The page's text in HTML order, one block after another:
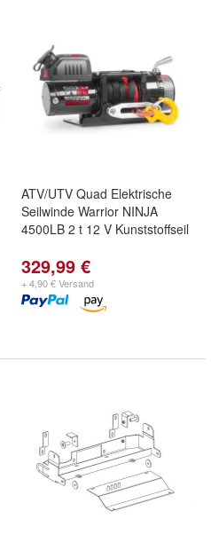
ATV/UTV Quad Elektrische
Seilwinde Warrior NINJA
4500LB 2 t 12 V Kunststoffseil
329,99 €
+ 4,90 € Versand